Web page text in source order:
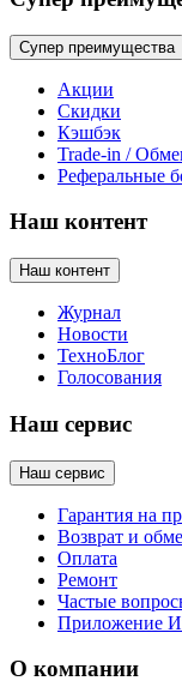
Супер преимущества
Акции
Скидки
Кэшбэк
Trade-in /
Реферальные
Наш контент
Наш контент
Журнал
Новости
ТехноБлог
Голосования
Наш сервис
Наш сервис
Гарантия на
Возврат и
Оплата
Ремонт
Частые
Приложение
О компании